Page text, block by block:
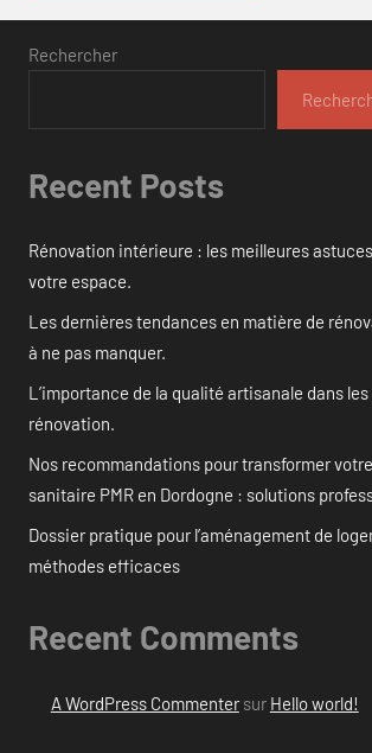
Rechercher
Recent Posts
Rénovation intérieure : les meilleures
votre espace.
Les dernières tendances en matière de
à ne pas manquer.
L’importance de la qualité artisanale dans
rénovation.
Nos recommandations pour transformer
sanitaire PMR en Dordogne : solutions
Dossier pratique pour l’aménagement de
méthodes efficaces
Recent Comments
A WordPress Commentersur Hello world!